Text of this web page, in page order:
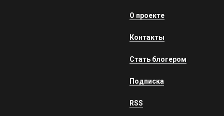
О проекте
Контакты
Стать блогером
Подписка
RSS